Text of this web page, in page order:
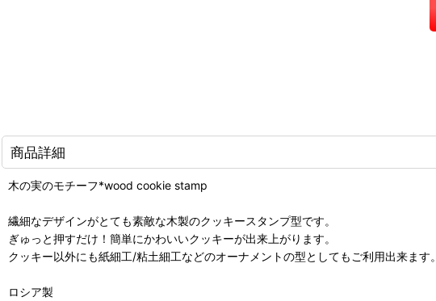
商品詳細
木の実のモチーフ*wood cookie stamp
繊細なデザインがとても素敵な木製のクッキースタンプ型です。
ぎゅっと押すだけ！簡単にかわいいクッキーが出来上がります。
クッキー以外にも紙細工/粘土細工などのオーナメントの型としてもご利用出来ます。
ロシア製